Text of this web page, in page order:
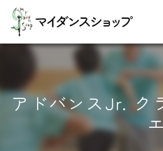
アドバンスJr.
エ